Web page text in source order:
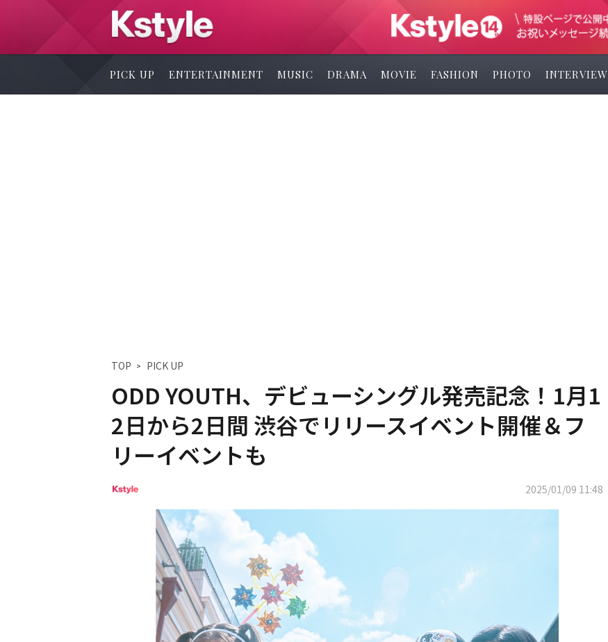
PICK UP ENTERTAINMENT MUSIC DRAMA MOVIE FASHION PHOTO INTERVIEW
TOP PICK UP
ODD YOUTH、デビューシングル発売記念！1月1
2日から2日間 渋谷でリリースイベント開催＆フ
リーイベントも
2025/01/09 11:48